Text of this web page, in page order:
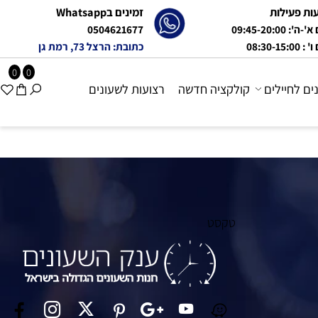
20:00
זמינים בWhatsapp
0504621677
כתובת: הרצל 73, רמת גן
0 0
לחיילים קולקציה חדשה רצועות לשעונים
טקסט